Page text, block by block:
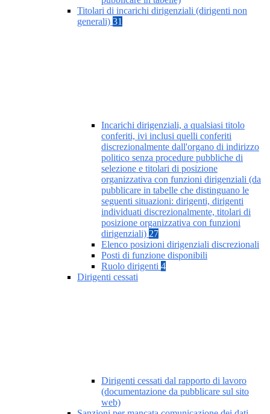
Titolari di incarichi dirigenziali (dirigenti non
generali) 31
Incarichi dirigenziali, a qualsiasi titolo
conferiti, ivi inclusi quelli conferiti
discrezionalmente dall'organo di indirizzo
politico senza procedure pubbliche di
selezione e titolari di posizione
organizzativa con funzioni dirigenziali (da
pubblicare in tabelle che distinguano le
seguenti situazioni: dirigenti, dirigenti
individuati discrezionalmente, titolari di
posizione organizzativa con funzioni
dirigenziali) 27
Elenco posizioni dirigenziali discrezionali
Posti di funzione disponibili
Ruolo dirigenti 4
Dirigenti cessati
Dirigenti cessati dal rapporto di lavoro
(documentazione da pubblicare sul sito
web)